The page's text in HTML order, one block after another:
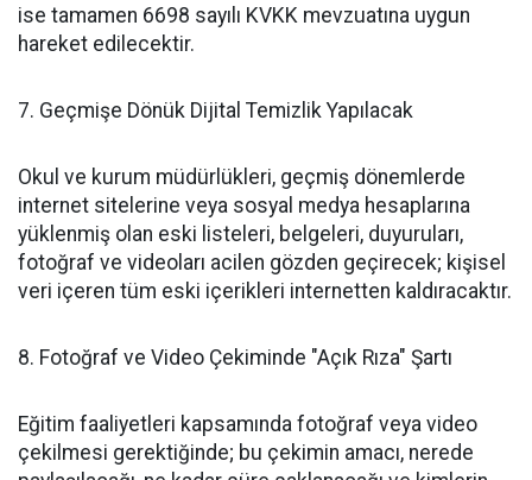
ise tamamen 6698 sayılı KVKK mevzuatına uygun
hareket edilecektir.
​7. Geçmişe Dönük Dijital Temizlik Yapılacak
​Okul ve kurum müdürlükleri, geçmiş dönemlerde
internet sitelerine veya sosyal medya hesaplarına
yüklenmiş olan eski listeleri, belgeleri, duyuruları,
fotoğraf ve videoları acilen gözden geçirecek; kişisel
veri içeren tüm eski içerikleri internetten kaldıracaktır.
​8. Fotoğraf ve Video Çekiminde "Açık Rıza" Şartı
​Eğitim faaliyetleri kapsamında fotoğraf veya video
çekilmesi gerektiğinde; bu çekimin amacı, nerede